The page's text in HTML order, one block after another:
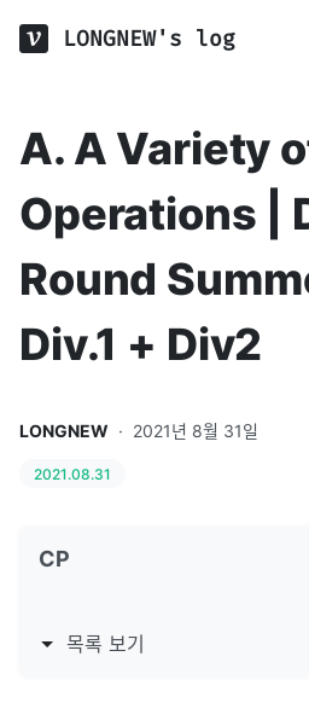
LONGNEW's log
A. A Variety
Operations |
Round
Div.1 + Div2
LONGNEW · 2021년 8월 31일
2021.08.31
CP
목록 보기